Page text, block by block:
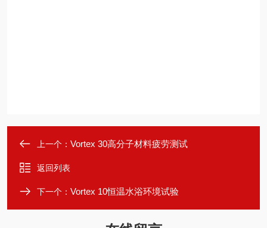
上一个： Vortex 30高分子材料疲劳测试
返回列表
下一个： Vortex 10恒温水浴环境试验